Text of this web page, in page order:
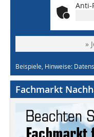
Anti-
»
Beispiele, Hinweise:
Fachmarkt